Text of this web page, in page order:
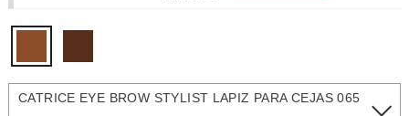
CATRICE EYE BROW STYLIST LAPIZ PARA CEJAS 065